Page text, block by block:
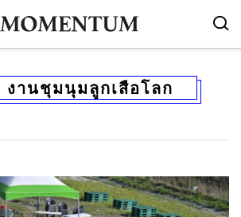
งานชุมนุมลูกเสือโลก